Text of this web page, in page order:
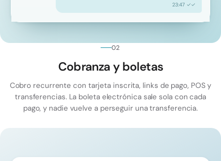
23:47 ✓✓
02
Cobranza y boletas
Cobro recurrente con tarjeta inscrita, links de pago, POS y
transferencias. La boleta electrónica sale sola con cada
pago, y nadie vuelve a perseguir una transferencia.